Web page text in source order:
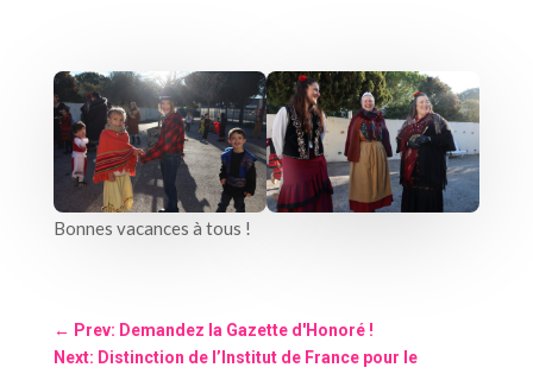
Bonnes vacances à tous !
← Prev: Demandez la Gazette d'Honoré !
Next: Distinction de l’Institut de France pour le